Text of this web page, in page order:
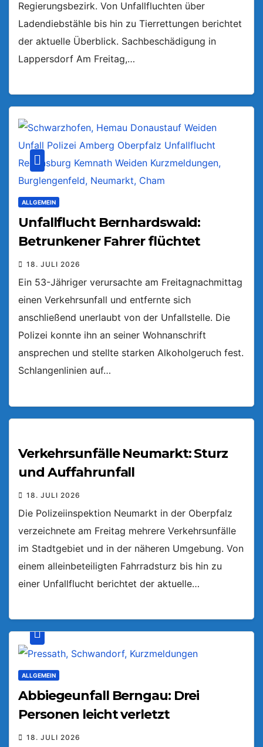
Regierungsbezirk. Von Unfallfluchten über
Ladendiebstähle bis hin zu Tierrettungen berichtet
der aktuelle Überblick. Sachbeschädigung in
Lappersdorf Am Freitag,…
ALLGEMEIN
Unfallflucht Bernhardswald:
Betrunkener Fahrer flüchtet
18. JULI 2026
Ein 53-Jähriger verursachte am Freitagnachmittag
einen Verkehrsunfall und entfernte sich
anschließend unerlaubt von der Unfallstelle. Die
Polizei konnte ihn an seiner Wohnanschrift
ansprechen und stellte starken Alkoholgeruch fest.
Schlangenlinien auf…
Verkehrsunfälle Neumarkt: Sturz
und Auffahrunfall
18. JULI 2026
Die Polizeiinspektion Neumarkt in der Oberpfalz
verzeichnete am Freitag mehrere Verkehrsunfälle
im Stadtgebiet und in der näheren Umgebung. Von
einem alleinbeteiligten Fahrradsturz bis hin zu
einer Unfallflucht berichtet der aktuelle…
ALLGEMEIN
Abbiegeunfall Berngau: Drei
Personen leicht verletzt
18. JULI 2026